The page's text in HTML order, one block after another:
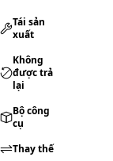
Tái sản
xuất
Không
được trả
lại
Bộ công
cụ
Thay thế